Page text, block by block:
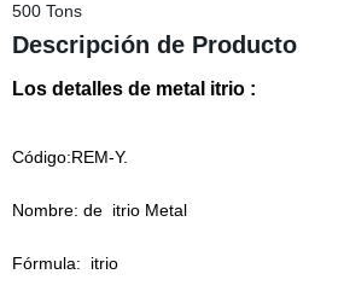
500 Tons
Descripción de Producto
Los detalles de metal itrio :
Código:REM-Y.
Nombre: de itrio Metal
Fórmula: itrio